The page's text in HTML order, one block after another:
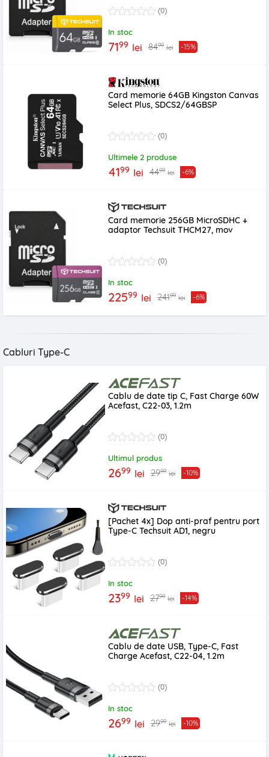
(0)
In stoc
7199 lei 8499 lei -15%
Card memorie 64GB Kingston Canvas
Select Plus, SDCS2/64GBSP
(0)
Ultimele 2 produse
4199 lei 4499 lei -6%
Card memorie 256GB MicroSDHC +
adaptor Techsuit THCM27, mov
(0)
In stoc
22599 lei 24199 lei -6%
Cabluri Type-C
Cablu de date tip C, Fast Charge 60W
Acefast, C22-03, 1.2m
(0)
Ultimul produs
2699 lei 2999 lei -10%
[Pachet 4x] Dop anti-praf pentru port
Type-C Techsuit AD1, negru
(0)
In stoc
2399 lei 2799 lei -14%
Cablu de date USB, Type-C, Fast
Charge Acefast, C22-04, 1.2m
(0)
In stoc
2699 lei 2999 lei -10%